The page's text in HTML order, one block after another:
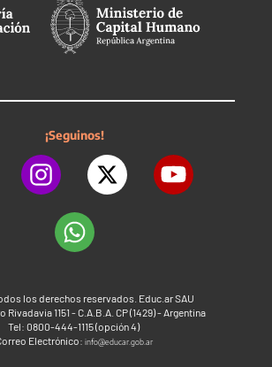
¡Seguinos!
los derechos reservados. Educ.ar SAU
Rivadavia 1151 - C.A.B.A. CP (1429) - Argentina
Tel: 0800-444-1115 (opción 4)
Electrónico: info@educar.gob.ar